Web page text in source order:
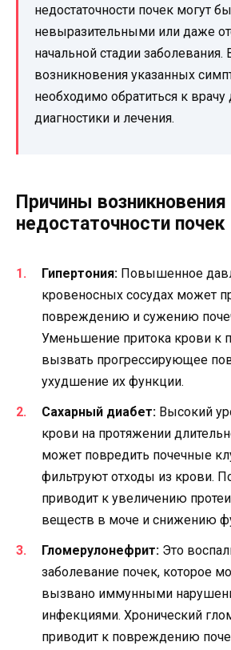
недостаточности почек могут
невыразительными или даже
начальной стадии заболевания.
возникновения указанных
необходимо обратиться к врачу
диагностики и лечения.
Причины возникновения
недостаточности почек
Гипертония: Повышенное
кровеносных сосудах может
повреждению и сужению
Уменьшение притока крови к
вызвать прогрессирующее
ухудшение их функции.
Сахарный диабет: Высокий
крови на протяжении
может повредить почечные
фильтруют отходы из крови.
приводит к увеличению
веществ в моче и снижению
Гломерулонефрит: Это
заболевание почек, которое
вызвано иммунными
инфекциями. Хронический
приводит к повреждению